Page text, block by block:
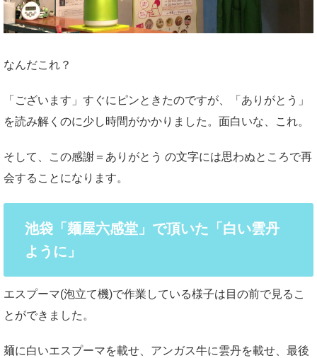
なんだこれ？
「ございます」すぐにピンときたのですが、「ありがとう」
を読み解くのに少し時間がかかりました。面白いな、これ。
そして、この感謝＝ありがとう の文字には思わぬところで再
会することになります。
池袋「麺屋六感堂」で頂いた「白い雲丹
ように」
エスプーマ(泡立て機)で作業している様子は目の前で見るこ
とができました。
麺に白いエスプーマを載せ、アンガス牛に雲丹を載せ、最後